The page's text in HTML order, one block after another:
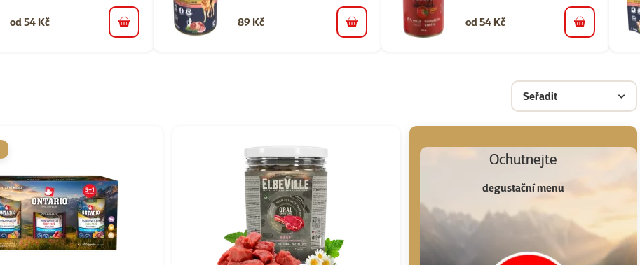
od 54 Kč do košíku 89 Kč do košíku od 54 Kč do košíku
Seřadit
Ochutnejte
degustační menu